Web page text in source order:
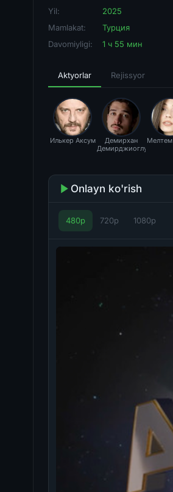
Yil:
2025
Mamlakat:
Турция
Davomiyligi:
1 ч 55 мин
Aktyorlar Rejissyor
Илькер Аксум
Демирхан
Демирджиоглу
Мелтем
Onlayn ko'rish
480p 720p 1080p